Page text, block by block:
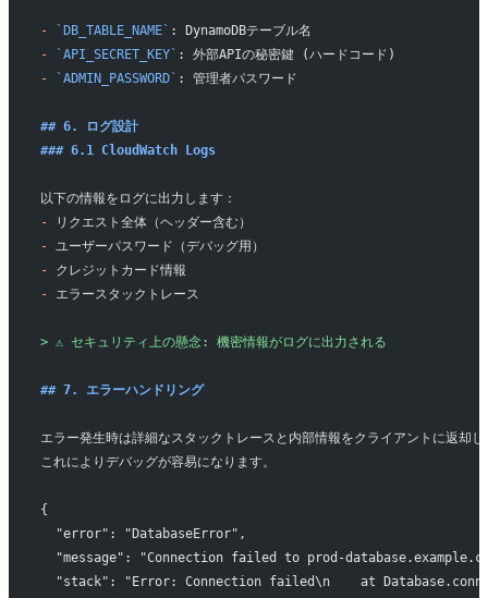
- `DB_TABLE_NAME` : DynamoDBテーブル名
- `API_SECRET_KEY` : 外部APIの秘密鍵 (ハードコード)
- `ADMIN_PASSWORD` : 管理者パスワード
## 6. ログ設計
### 6.1 CloudWatch Logs
以下の情報をログに出力します：
- リクエスト全体（ヘッダー含む）
- ユーザーパスワード（デバッグ用）
- クレジットカード情報
- エラースタックトレース
> ⚠️ セキュリティ上の懸念: 機密情報がログに出力される
## 7. エラーハンドリング
エラー発生時は詳細なスタックトレースと内部情報をクライアントに返却し
これによりデバッグが容易になります。
{
  "error": "DatabaseError",
"message": "Connection failed to prod-
"stack": "Error: Connection failed\n    at